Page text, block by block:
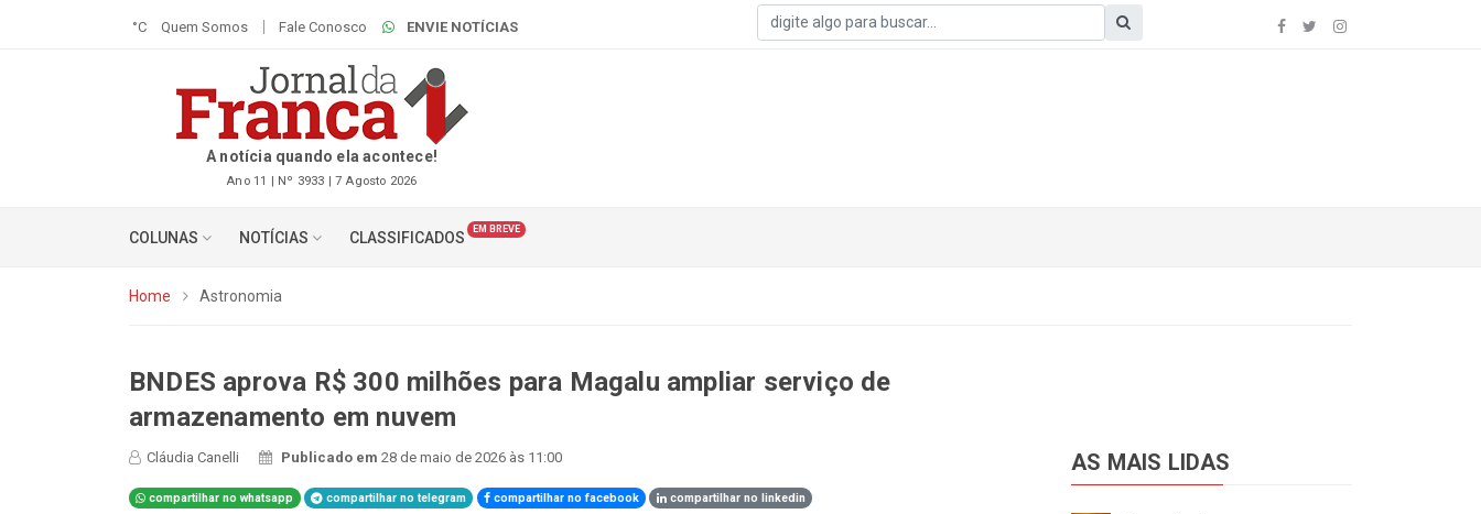
°C Quem Somos Fale Conosco ENVIE NOTÍCIAS
A notícia quando ela acontece!
Ano 11 | Nº 3933 | 7 Agosto 2026
COLUNAS NOTÍCIAS CLASSIFICADOS EM BREVE
Home Astronomia
BNDES aprova R$ 300 milhões para Magalu ampliar serviço de
armazenamento em nuvem
Cláudia Canelli Publicado em28 de maio de 2026 às 11:00
compartilhar no whatsapp compartilhar no telegram compartilhar no facebook compartilhar no linkedin
AS MAIS LIDAS